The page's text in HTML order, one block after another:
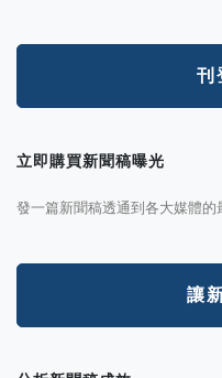
刊
立即購買新聞稿曝光
發一篇新聞稿透通到各大媒體的
讓